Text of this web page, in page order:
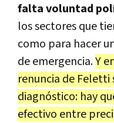
falta voluntad
los sectores que
como para hacer
de emergencia.Y
renuncia de Feletti
diagnóstico: hay
efectivo entre